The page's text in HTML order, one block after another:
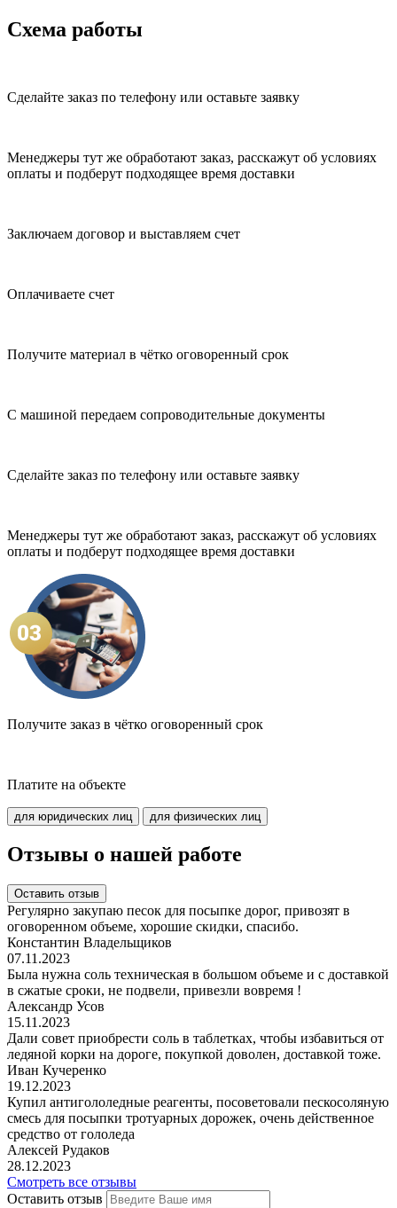
Схема работы
Сделайте заказ по телефону или оставьте заявку
Менеджеры тут же обработают заказ, расскажут об условиях
оплаты и подберут подходящее время доставки
Заключаем договор и выставляем счет
Оплачиваете счет
Получите материал в чётко оговоренный срок
С машиной передаем сопроводительные документы
Сделайте заказ по телефону или оставьте заявку
Менеджеры тут же обработают заказ, расскажут об условиях
оплаты и подберут подходящее время доставки
Получите заказ в чётко оговоренный срок
Платите на объекте
для юридических лиц для физических лиц
Отзывы о нашей работе
Оставить отзыв
Регулярно закупаю песок для посыпке дорог, привозят в
оговоренном объеме, хорошие скидки, спасибо.
Константин Владельщиков
07.11.2023
Была нужна соль техническая в большом объеме и с доставкой
в сжатые сроки, не подвели, привезли вовремя !
Александр Усов
15.11.2023
Дали совет приобрести соль в таблетках, чтобы избавиться от
ледяной корки на дороге, покупкой доволен, доставкой тоже.
Иван Кучеренко
19.12.2023
Купил антигололедные реагенты, посоветовали пескосоляную
смесь для посыпки тротуарных дорожек, очень действенное
средство от гололеда
Алексей Рудаков
28.12.2023
Смотреть все отзывы
Оставить отзыв